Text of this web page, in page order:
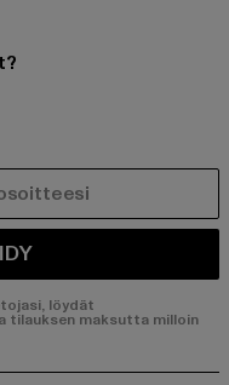
löydät
tilauksen maksutta milloin